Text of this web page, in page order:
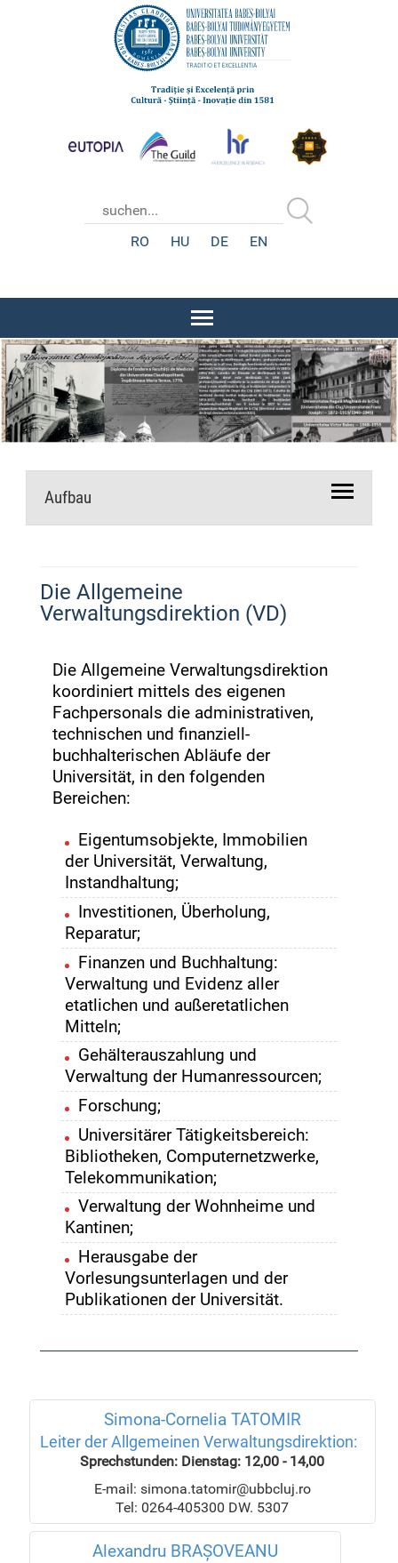
RO HU DE EN
Aufbau
Die Allgemeine
Verwaltungsdirektion (VD)
Die Allgemeine Verwaltungsdirektion
koordiniert mittels des eigenen
Fachpersonals die administrativen,
technischen und finanziell-
buchhalterischen Abläufe der
Universität, in den folgenden
Bereichen:
Eigentumsobjekte, Immobilien
der Universität, Verwaltung,
Instandhaltung;
Investitionen, Überholung,
Reparatur;
Finanzen und Buchhaltung:
Verwaltung und Evidenz aller
etatlichen und außeretatlichen
Mitteln;
Gehälterauszahlung und
Verwaltung der Humanressourcen;
Forschung;
Universitärer Tätigkeitsbereich:
Bibliotheken, Computernetzwerke,
Telekommunikation;
Verwaltung der Wohnheime und
Kantinen;
Herausgabe der
Vorlesungsunterlagen und der
Publikationen der Universität.
Simona-Cornelia TATOMIR
Leiter der Allgemeinen Verwaltungsdirektion:
Sprechstunden: Dienstag: 12,00 - 14,00
E-mail: simona.tatomir@ubbcluj.ro
Tel: 0264-405300 DW. 5307
Alexandru BRAȘOVEANU